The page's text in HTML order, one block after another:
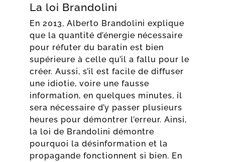
La loi Brandolini
En 2013, Alberto Brandolini explique
que la quantité d’énergie nécessaire
pour réfuter du baratin est bien
supérieure à celle qu’il a fallu pour le
créer. Aussi, s’il est facile de diffuser
une idiotie, voire une fausse
information, en quelques minutes, il
sera nécessaire d’y passer plusieurs
heures pour démontrer l’erreur. Ainsi,
la loi de Brandolini démontre
pourquoi la désinformation et la
propagande fonctionnent si bien. En